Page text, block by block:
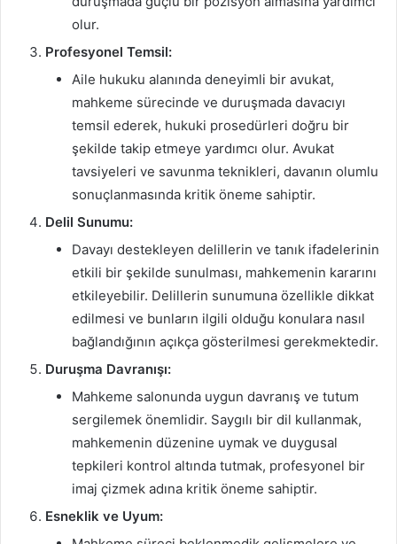
olur.
Profesyonel Temsil:
Aile hukuku alanında deneyimli bir avukat,
mahkeme sürecinde ve duruşmada davacıyı
temsil ederek, hukuki prosedürleri doğru bir
şekilde takip etmeye yardımcı olur. Avukat
tavsiyeleri ve savunma teknikleri, davanın olumlu
sonuçlanmasında kritik öneme sahiptir.
Delil Sunumu:
Davayı destekleyen delillerin ve tanık ifadelerinin
etkili bir şekilde sunulması, mahkemenin kararını
etkileyebilir. Delillerin sunumuna özellikle dikkat
edilmesi ve bunların ilgili olduğu konulara nasıl
bağlandığının açıkça gösterilmesi gerekmektedir.
Duruşma Davranışı:
Mahkeme salonunda uygun davranış ve tutum
sergilemek önemlidir. Saygılı bir dil kullanmak,
mahkemenin düzenine uymak ve duygusal
tepkileri kontrol altında tutmak, profesyonel bir
imaj çizmek adına kritik öneme sahiptir.
Esneklik ve Uyum: